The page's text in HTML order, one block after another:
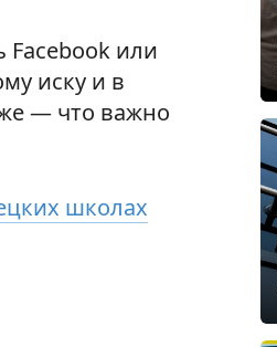
Facebook или
иску и в
— что важно
школах